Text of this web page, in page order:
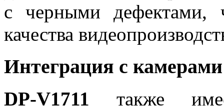
с черными дефектами,
качества
Интеграция с
DP-V1711
также